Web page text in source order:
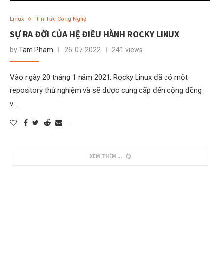
Linux Tin Tức Công Nghệ
SỰ RA ĐỜI CỦA HỆ ĐIỀU HÀNH ROCKY LINUX
byTam Pham 26-07-2022 241 views
Vào ngày 20 tháng 1 năm 2021, Rocky Linux đã có một
repository thử nghiệm và sẽ được cung cấp đến cộng đồng
v…
XEM THÊM